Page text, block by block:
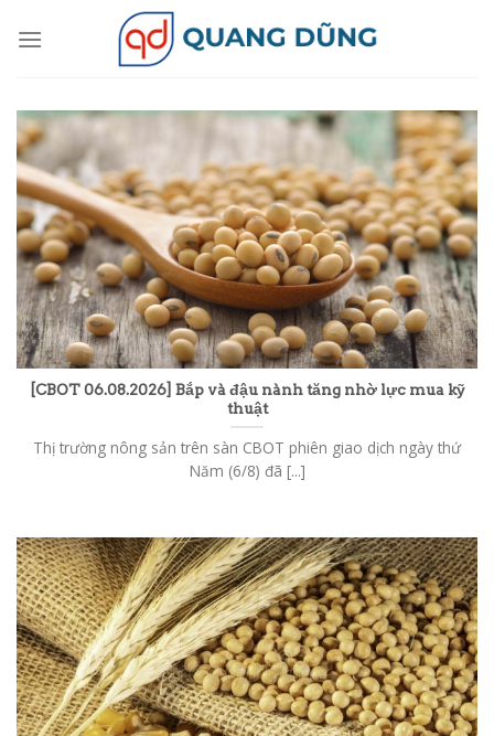
[CBOT 06.08.2026] Bắp và đậu nành tăng nhờ lực mua kỹ
thuật
Thị trường nông sản trên sàn CBOT phiên giao dịch ngày thứ
Năm (6/8) đã [...]